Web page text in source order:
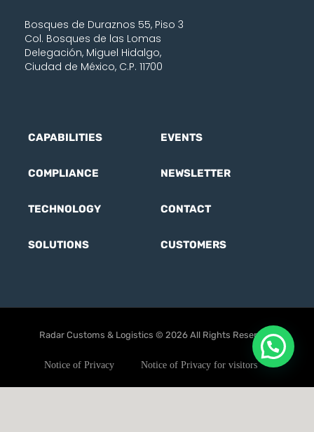
Bosques de Duraznos 55, Piso 3
Col. Bosques de las Lomas
Delegación, Miguel Hidalgo,
Ciudad de México, C.P. 11700
CAPABILITIES
COMPLIANCE
TECHNOLOGY
SOLUTIONS
EVENTS
NEWSLETTER
CONTACT
CUSTOMERS
Radar Customs & Logistics © 2026 All Rights Reserved.
Notice of Privacy Notice of Privacy for visitors